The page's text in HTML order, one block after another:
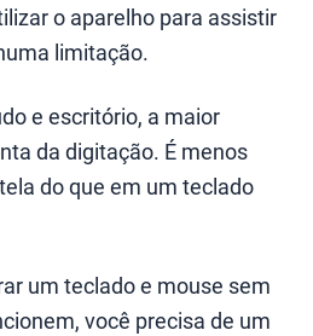
o aparelho para assistir
limitação.
e escritório, a maior
da digitação. É menos
do que em um teclado
um teclado e mouse sem
você precisa de um